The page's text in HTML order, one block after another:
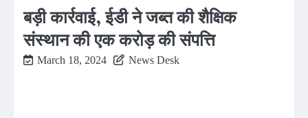
बड़ी कार्रवाई, ईडी ने जब्त की शैक्षिक
संस्थान की एक करोड़ की संपत्ति
March 18, 2024 News Desk